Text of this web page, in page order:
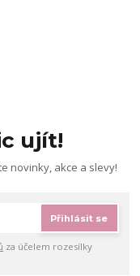
ujít!
novinky, akce a slevy!
Přihlásit se
za účelem rozesílky